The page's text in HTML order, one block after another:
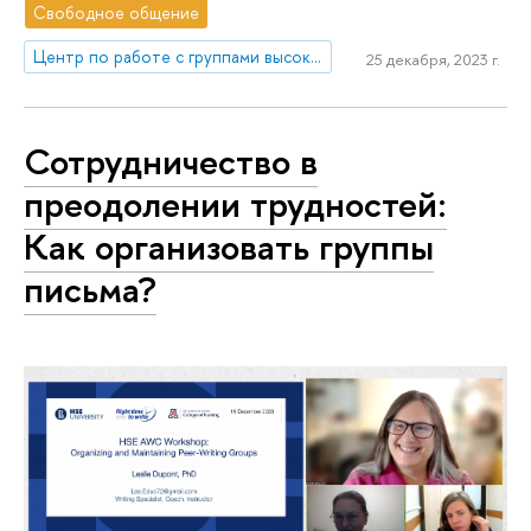
Свободное общение
Центр по работе с группами высокого профессионального потенциала
25 декабря, 2023 г.
Сотрудничество в
преодолении трудностей:
Как организовать группы
письма?